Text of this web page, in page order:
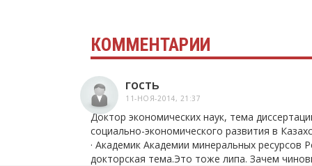
КОММЕНТАРИИ
гость
11-НОЯ-2014, 21:37
Доктор экономических наук, тема
социально-экономического развития в
· Академик Академии минеральных ресурсов
докторская тема.Это тоже липа. Зачем